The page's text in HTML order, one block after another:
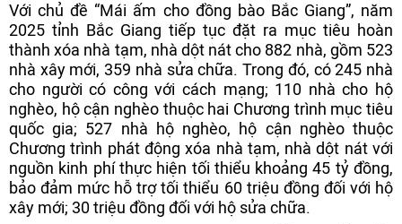
Với chủ đề “Mái ấm cho đồng bào Bắc Giang”, năm
2025 tỉnh Bắc Giang tiếp tục đặt ra mục tiêu hoàn
thành xóa nhà tạm, nhà dột nát cho 882 nhà, gồm 523
nhà xây mới, 359 nhà sửa chữa. Trong đó, có 245 nhà
cho người có công với cách mạng; 110 nhà cho hộ
nghèo, hộ cận nghèo thuộc hai Chương trình mục tiêu
quốc gia; 527 nhà hộ nghèo, hộ cận nghèo thuộc
Chương trình phát động xóa nhà tạm, nhà dột nát với
nguồn kinh phí thực hiện tối thiểu khoảng 45 tỷ đồng,
bảo đảm mức hỗ trợ tối thiểu 60 triệu đồng đối với hộ
xây mới; 30 triệu đồng đối với hộ sửa chữa.